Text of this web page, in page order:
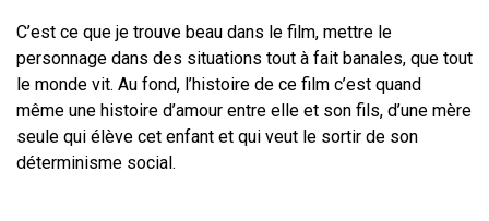
C’est ce que je trouve beau dans le film, mettre le
personnage dans des situations tout à fait banales, que tout
le monde vit. Au fond, l’histoire de ce film c’est quand
même une histoire d’amour entre elle et son fils, d’une mère
seule qui élève cet enfant et qui veut le sortir de son
déterminisme social.